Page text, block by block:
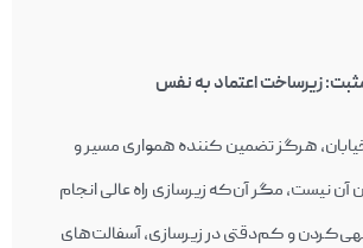
زیرساخت اعتماد به نفس
هرگز تضمین کننده همواری مسیر و
بی‌دردسر طی‌کردن آن نیست، مگر آن‌‎که زیرسازی راه عالی انجام
شده باشد. بی‌توجهی‌کردن و کم‌‎دقتی در زیرسازی، آسفالت‌های